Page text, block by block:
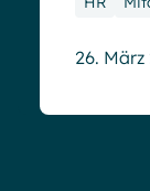
26. März